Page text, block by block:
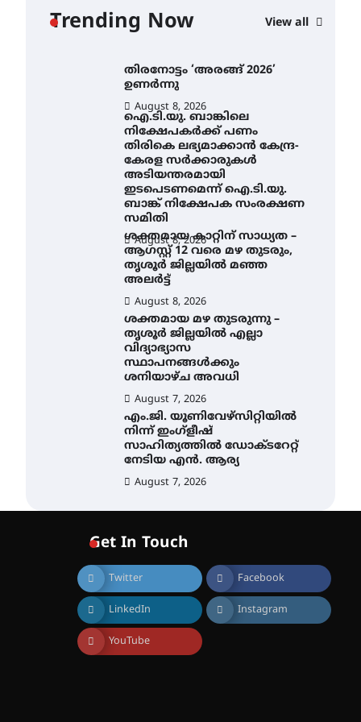
Trending Now View all
August 9, 2026
തിരനോട്ടം ‘അരങ്ങ് 2026’
ഉണർന്നു
August 8, 2026
ഐ.ടി.യു. ബാങ്കിലെ
നിക്ഷേപകർക്ക് പണം
തിരികെ ലഭ്യമാക്കാൻ കേന്ദ്ര-
കേരള സർക്കാരുകൾ
അടിയന്തരമായി
ഇടപെടണമെന്ന് ഐ.ടി.യു.
ബാങ്ക് നിക്ഷേപക സംരക്ഷണ
സമിതി
August 8, 2026
ശക്തമായ കാറ്റിന് സാധ്യത –
ആഗസ്റ്റ് 12 വരെ മഴ തുടരും,
തൃശൂർ ജില്ലയിൽ മഞ്ഞ
അലർട്ട്
August 8, 2026
ശക്തമായ മഴ തുടരുന്നു –
തൃശൂർ ജില്ലയിൽ എല്ലാ
വിദ്യാഭ്യാസ
സ്ഥാപനങ്ങൾക്കും
ശനിയാഴ്ച അവധി
August 7, 2026
എം.ജി. യൂണിവേഴ്‌സിറ്റിയിൽ
നിന്ന് ഇംഗ്ളീഷ്
സാഹിത്യത്തിൽ ഡോക്ടറേറ്റ്
നേടിയ എൻ. ആര്യ
August 7, 2026
ഇരിങ്ങാലക്കുട – ഗുരുവായൂർ
യാഥാർത്ഥ്യമാകുന്നു
August 9, 2026
തിരനോട്ടം ‘അരങ്ങ് 2026’
ഉണർന്നു
August 8, 2026
ഐ.ടി.യു. ബാങ്കിലെ
Get In Touch
Twitter Facebook
LinkedIn Instagram
YouTube